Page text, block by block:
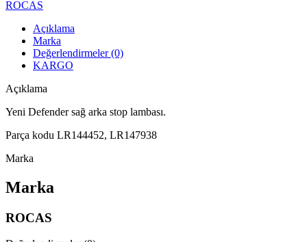
ROCAS
Açıklama
Marka
Değerlendirmeler (0)
KARGO
Açıklama
Yeni Defender sağ arka stop lambası.
Parça kodu LR144452, LR147938
Marka
Marka
ROCAS